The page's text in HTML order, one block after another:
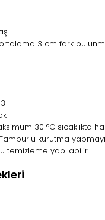
3 cm fark
30 °C sıcaklıkta
Tamburlu kurutma
temizleme yapılabilir.